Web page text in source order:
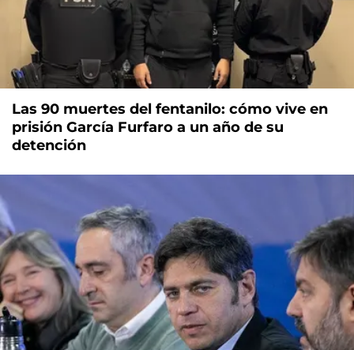
Las 90 muertes del fentanilo: cómo vive en
prisión García Furfaro a un año de su
detención